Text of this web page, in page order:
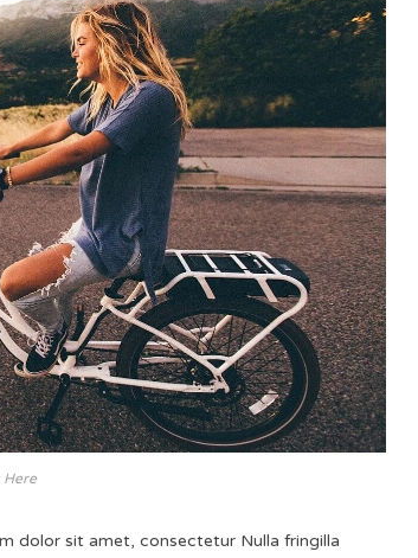
Here
dolor sit amet, consectetur Nulla fringilla